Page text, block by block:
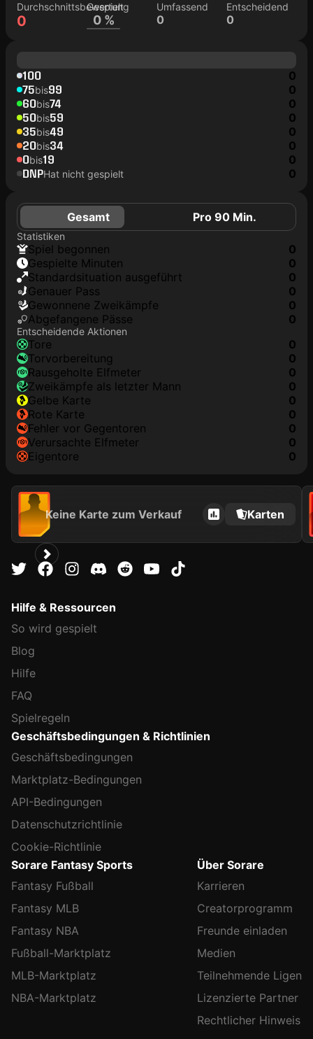
Durchschnittsbewertung
0
Gespielt
0 %
Umfassend
0
Entscheidend
0
100 0
75bis99 0
60bis74 0
50bis59 0
35bis49 0
20bis34 0
0bis19 0
DNPHat nicht gespielt 0
Gesamt Pro 90 Min.
Statistiken
Spiel begonnen
0
Gespielte Minuten
0
Standardsituation ausgeführt
0
genauer Pass
0
Gewonnene Zweikämpfe
0
Abgefangene Pässe
0
Entscheidende Aktionen
Tore
0
Torvorbereitung
0
rausgeholte Elfmeter
0
Zweikämpfe als letzter Mann
0
gelbe Karte
0
rote Karte
0
Fehler vor Gegentoren
0
Verursachte Elfmeter
0
Eigentore
0
Keine Karte zum Verkauf Karten
Hilfe & Ressourcen
So wird gespielt
Blog
Hilfe
FAQ
Spielregeln
Geschäftsbedingungen & Richtlinien
Geschäftsbedingungen
Marktplatz-Bedingungen
API-Bedingungen
Datenschutzrichtlinie
Cookie-Richtlinie
Sorare Fantasy Sports
Fantasy Fußball
Fantasy MLB
Fantasy NBA
Fußball-Marktplatz
MLB-Marktplatz
NBA-Marktplatz
Über Sorare
Karrieren
Creatorprogramm
Freunde einladen
Medien
Teilnehmende Ligen
Lizenzierte Partner
Rechtlicher Hinweis